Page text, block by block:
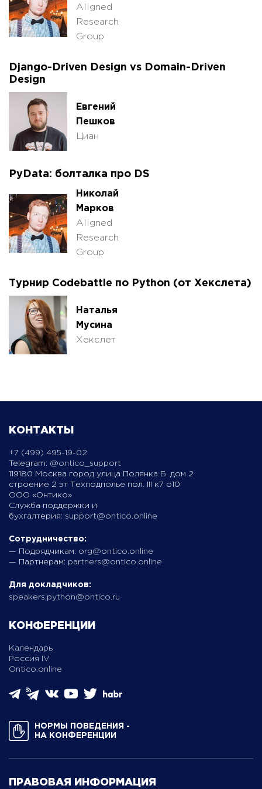
Aligned
Research
Group
Django-Driven Design vs Domain-Driven
Design
Евгений
Пешков
Циан
PyData: болталка про DS
Николай
Марков
Aligned
Research
Group
Турнир Codebattle по Python (от Хекслета)
Наталья
Мусина
Хекслет
КОНТАКТЫ
+7 (499) 495-19-02
Telegram: @ontico_support
119180 Москва город улица Полянка Б. дом 2
строение 2 эт Техподполье пол. III к7 о10
ООО «Онтико»
Служба поддержки и
бухгалтерия: support@ontico.online
Сотрудничество:
— Подрядчикам: org@ontico.online
— Партнерам: partners@ontico.online
Для докладчиков:
speakers.python@ontico.ru
КОНФЕРЕНЦИИ
Календарь
Россия IV
Ontico.online
НОРМЫ ПОВЕДЕНИЯ ­
НА КОНФЕРЕНЦИИ
ПРАВОВАЯ ИНФОРМАЦИЯ